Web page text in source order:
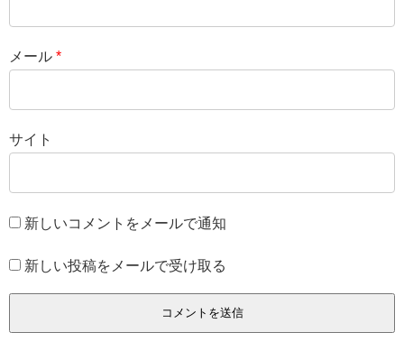
メール *
サイト
新しいコメントをメールで通知
新しい投稿をメールで受け取る